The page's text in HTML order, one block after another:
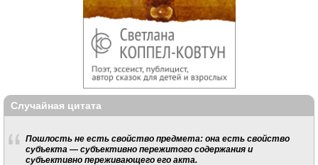
Случайная цитата
Пошлость не есть свойство предмета: она есть свойство
субъекта — субъективно пережитого содержания и
субъективно переживающего его акта.